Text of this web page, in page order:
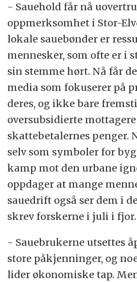
- Sauehold får nå
oppmerksomhet i Stor-
lokale sauebønder er
mennesker, som ofte er i
sin stemme hørt. Nå får
media som fokuserer på
deres, og ikke bare
oversubsidierte
skattebetalernes penger.
selv som symboler for
kamp mot den urbane
oppdager at mange
sauedrift også ser dem i
skrev forskerne i juli i fjor.
- Sauebrukerne utsettes
store påkjenninger, og
lider økonomiske tap.